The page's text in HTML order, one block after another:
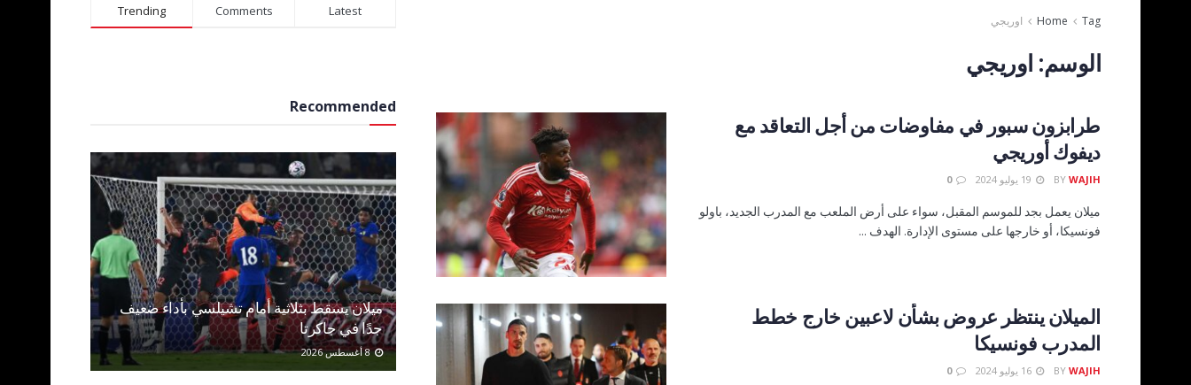
Home Tag اوريجي
الوسم: اوريجي
طرابزون سبور في مفاوضات من أجل التعاقد مع
ديفوك أوريجي
BY WAJIH
0
ميلان يعمل بجد للموسم المقبل، سواء على أرض الملعب مع المدرب الجديد، باولو
فونسيكا، أو خارجها على مستوى الإدارة. الهدف ...
الميلان ينتظر عروض بشأن لاعبين خارج خطط
المدرب فونسيكا
BY WAJIH
0
Trending Comments Latest
Recommended
ميلان يسقط بثلاثية أمام تشيلسي بأداء ضعيف
جدًا في جاكرتا
8 أغسطس 2026